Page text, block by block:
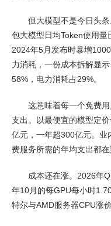
但大模型不是今日头
包大模型日均Token使用
2024年5月发布时暴增
力消耗，一份成本拆解显
58%，电力消耗占29%。
这意味着每一个免费
支出。以最便宜的模型定
亿元，一年超300亿元。业
费服务所需的年均支出都在
成本还在涨。2026年
年10月的每GPU每小时
特尔与AMD服务器CPU涨